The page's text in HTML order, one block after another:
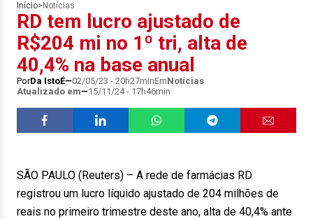
Início> Notícias
RD tem lucro ajustado de
R$204 mi no 1º tri, alta de
40,4% na base anual
PorDa IstoÉ 02/05/23 - 20h27minEmNotícias
Atualizado em
15/11/24 - 17h46min
SÃO PAULO (Reuters) – A rede de farmácias RD
registrou um lucro líquido ajustado de 204 milhões de
reais no primeiro trimestre deste ano, alta de 40,4% ante